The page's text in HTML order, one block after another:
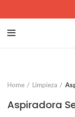
Home Limpieza
Aspiradora